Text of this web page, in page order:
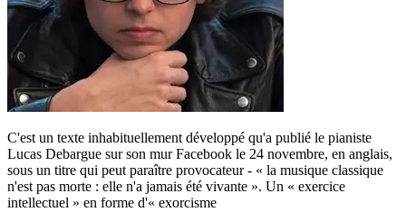
C'est un texte inhabituellement développé qu'a publié le pianiste
Lucas Debargue sur son mur Facebook le 24 novembre, en anglais,
sous un titre qui peut paraître provocateur - « la musique classique
n'est pas morte : elle n'a jamais été vivante ». Un « exercice
intellectuel » en forme d'« exorcisme